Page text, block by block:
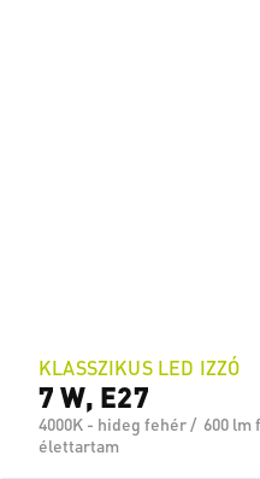
KLASSZIKUS LED IZZÓ
7 W, E27
4000K - hideg fehér / 600 lm
élettartam